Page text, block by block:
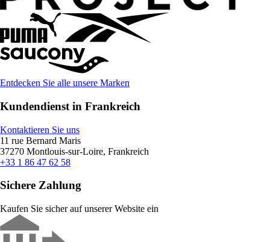
Entdecken Sie alle unsere Marken
Kundendienst in Frankreich
Kontaktieren Sie uns
11 rue Bernard Maris
37270 Montlouis-sur-Loire, Frankreich
+33 1 86 47 62 58
Sichere Zahlung
Kaufen Sie sicher auf unserer Website ein